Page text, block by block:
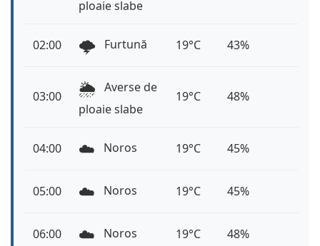
ploaie slabe
02:00 🌩️ Furtună 19°C 43%
03:00 🌦️ Averse de
ploaie slabe
19°C 48%
04:00 ☁️ Noros 19°C 45%
05:00 ☁️ Noros 19°C 45%
06:00 ☁️ Noros 19°C 48%